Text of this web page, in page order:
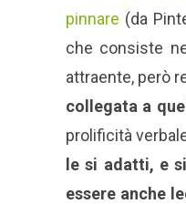
pinnare (da
che consiste
attraente, però
collegata a
prolificità
le si adatti, e
essere anche